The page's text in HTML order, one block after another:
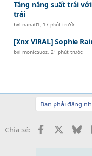
Tăng năng suất trái
trái
bởinana01 , 17 phút trước
[Xnx VIRAL] Sophie
bởimonicauoz, 21 phút trước
Bạn phải đăng
Chia sẻ: Facebook